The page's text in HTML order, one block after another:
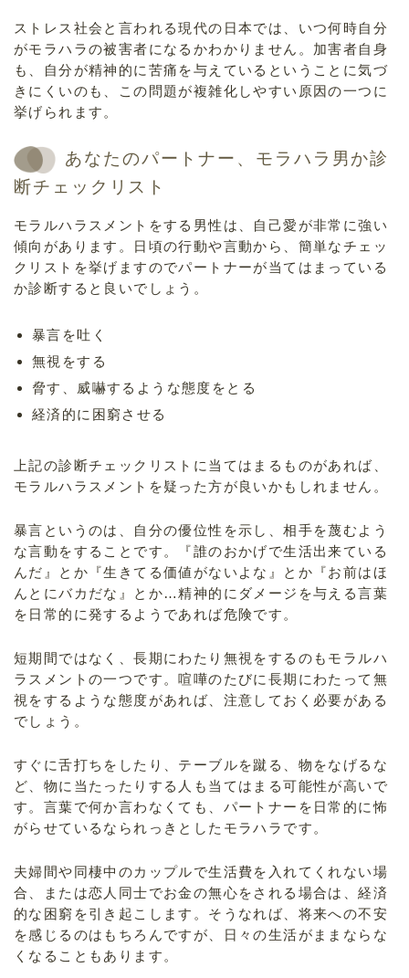
ストレス社会と言われる現代の日本では、いつ何時自分
がモラハラの被害者になるかわかりません。加害者自身
も、自分が精神的に苦痛を与えているということに気づ
きにくいのも、この問題が複雑化しやすい原因の一つに
挙げられます。
あなたのパートナー、モラハラ男か診
断チェックリスト
モラルハラスメントをする男性は、自己愛が非常に強い
傾向があります。日頃の行動や言動から、簡単なチェッ
クリストを挙げますのでパートナーが当てはまっている
か診断すると良いでしょう。
暴言を吐く
無視をする
脅す、威嚇するような態度をとる
経済的に困窮させる
上記の診断チェックリストに当てはまるものがあれば、
モラルハラスメントを疑った方が良いかもしれません。
暴言というのは、自分の優位性を示し、相手を蔑むよう
な言動をすることです。『誰のおかげで生活出来ている
んだ』とか『生きてる価値がないよな』とか『お前はほ
んとにバカだな』とか…精神的にダメージを与える言葉
を日常的に発するようであれば危険です。
短期間ではなく、長期にわたり無視をするのもモラルハ
ラスメントの一つです。喧嘩のたびに長期にわたって無
視をするような態度があれば、注意しておく必要がある
でしょう。
すぐに舌打ちをしたり、テーブルを蹴る、物をなげるな
ど、物に当たったりする人も当てはまる可能性が高いで
す。言葉で何か言わなくても、パートナーを日常的に怖
がらせているなられっきとしたモラハラです。
夫婦間や同棲中のカップルで生活費を入れてくれない場
合、または恋人同士でお金の無心をされる場合は、経済
的な困窮を引き起こします。そうなれば、将来への不安
を感じるのはもちろんですが、日々の生活がままならな
くなることもあります。